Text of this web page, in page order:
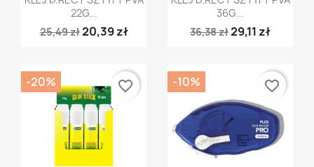
22G...
25,49 zł20,39 zł
36G...
36,38 zł29,11 zł
-20% favorite_border -10% favorite_border